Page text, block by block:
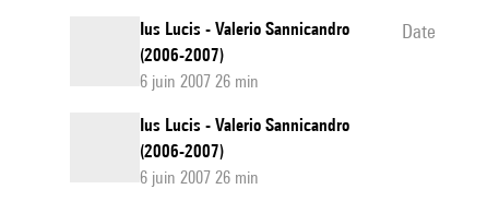
Ius Lucis - Valerio Sannicandro
(2006-2007)
6 juin 2007 26 min
Ius Lucis - Valerio Sannicandro
(2006-2007)
6 juin 2007 26 min
date